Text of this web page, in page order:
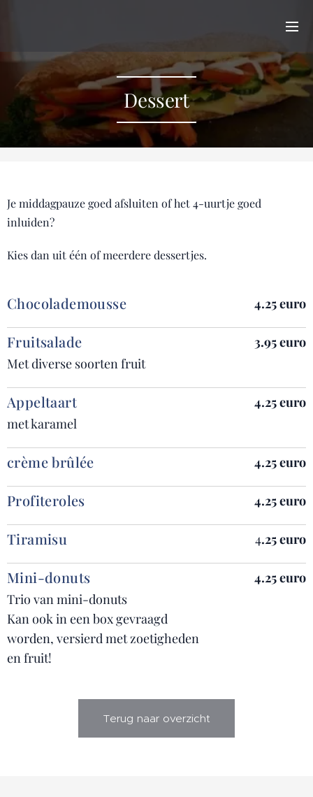
Dessert
Je middagpauze goed afsluiten of het 4-uurtje goed
inluiden?
Kies dan uit één of meerdere dessertjes.
Chocolademousse 4.25 euro
Fruitsalade
Met diverse soorten fruit
3.95euro
Appeltaart
met karamel
4.25euro
crème brûlée 4.25euro
Profiteroles 4.25euro
Tiramisu 4.25euro
Mini-donuts
Trio van mini-donuts
Kan ook in een box gevraagd
worden, versierd met zoetigheden
en fruit!
4.25euro
Terug naar overzicht